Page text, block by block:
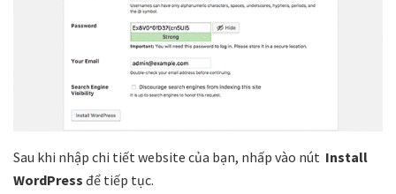
Sau khi nhập chi tiết website của bạn, nhấp vào nút Install
WordPress để tiếp tục.